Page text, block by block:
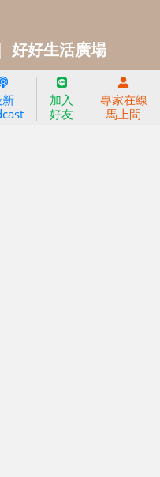
小太陽親子書房
9:00～18:00)
加入
好友
專家在線
馬上問